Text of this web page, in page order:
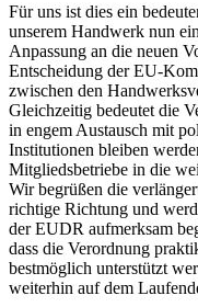
Für uns ist dies ein
unserem Handwerk nun
Anpassung an die neuen
Entscheidung der EU-
zwischen den
Gleichzeitig bedeutet die
in engem Austausch mit
Institutionen bleiben
Mitgliedsbetriebe in die
Wir begrüßen die
richtige Richtung und
der EUDR aufmerksam
dass die Verordnung
bestmöglich unterstützt
weiterhin auf dem